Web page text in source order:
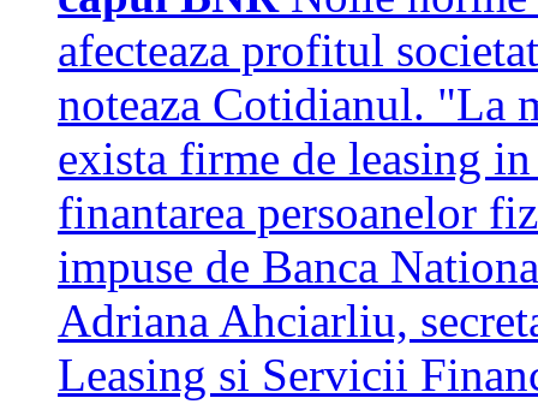
afecteaza profitul
noteaza Cotidianul. "La
exista firme de leasing
finantarea persoanelor
impuse de Banca
Adriana Ahciarliu,
Leasing si Servicii